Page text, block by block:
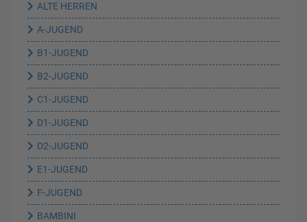
ALTE HERREN
A-JUGEND
B1-JUGEND
B2-JUGEND
C1-JUGEND
D1-JUGEND
D2-JUGEND
E1-JUGEND
F-JUGEND
BAMBINI